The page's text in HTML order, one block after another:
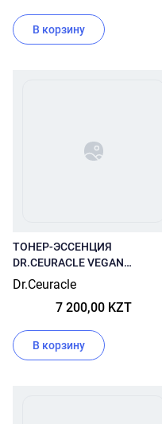
В корзину
ТОНЕР-ЭССЕНЦИЯ
DR.CEURACLE VEGAN
KOMBUCHA TEA ESSENCE 150
Dr.Ceuracle
7 200,00 KZT
В корзину